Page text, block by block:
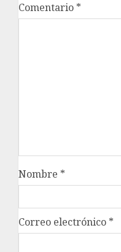
Comentario *
Nombre *
Correo electrónico *